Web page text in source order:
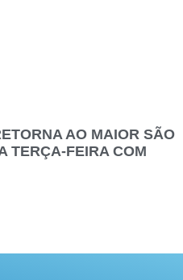
AO MAIOR SÃO
TERÇA-FEIRA COM